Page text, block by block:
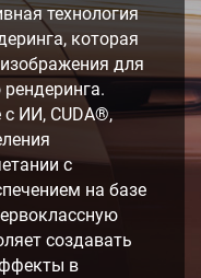
технология
которая
для
ИИ, CUDA®,
с
на базе
создавать
в